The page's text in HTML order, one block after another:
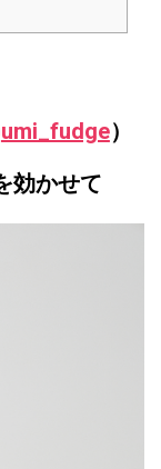
umi_fudge）
効かせて